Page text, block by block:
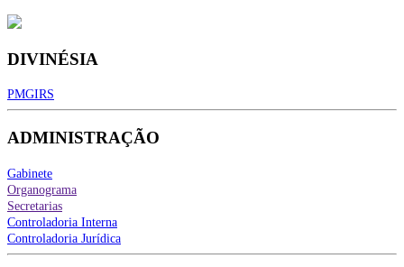
DIVINÉSIA
PMGIRS
ADMINISTRAÇÃO
Gabinete
Organograma
Secretarias
Controladoria Interna
Controladoria Jurídica